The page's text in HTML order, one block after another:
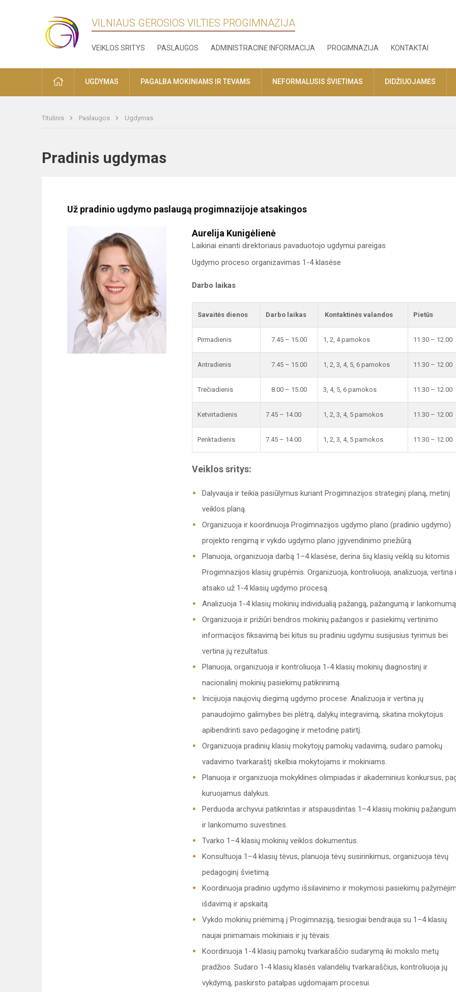
VILNIAUS GEROSIOS VILTIES PROGIMNAZIJA
VEIKLOS SRITYS PASLAUGOS ADMINISTRACINĖ INFORMACIJA PROGIMNAZIJA KONTAKTAI
PRADŽIAUGDYMAS PAGALBA MOKINIAMS IR TĖVAMS NEFORMALUSIS ŠVIETIMAS DIDŽIUOJAMĖS
Titulinis Paslaugos Ugdymas
Pradinis ugdymas
Už pradinio ugdymo paslaugą progimnazijoje atsakingos
Aurelija Kunigėlienė
Laikinai einanti direktoriaus pavaduotojo ugdymui pareigas
Ugdymo proceso organizavimas 1-4 klasėse
Darbo laikas
Savaitės dienos Darbo laikas Kontaktinės valandos Pietūs
Pirmadienis 7.45 – 15.00 1, 2, 4 pamokos 11.30 – 12.00
Antradienis 7.45 – 15.00 1, 2, 3, 4, 5, 6 pamokos 11.30 – 12.00
Trečiadienis 8.00 – 15.00 3, 4, 5, 6 pamokos 11.30 – 12.00
Ketvirtadienis 7.45 – 14.00 1, 2, 3, 4, 5 pamokos 11.30 – 12.00
Penktadienis 7.45 – 14.00 1, 2, 3, 4, 5 pamokos 11.30 – 12.00
Veiklos sritys:
Dalyvauja ir teikia pasiūlymus kuriant Progimnazijos strateginį planą, metinį
veiklos planą.
Organizuoja ir koordinuoja Progimnazijos ugdymo plano (pradinio ugdymo)
projekto rengimą ir vykdo ugdymo plano įgyvendinimo priežiūrą.
Planuoja, organizuoja darbą 1–4 klasėse, derina šių klasių veiklą su kitomis
Progimnazijos klasių grupėmis. Organizuoja, kontroliuoja, analizuoja, vertina
atsako už 1-4 klasių ugdymo procesą.
Analizuoja 1-4 klasių mokinių individualią pažangą, pažangumą ir
Organizuoja ir prižiūri bendros mokinių pažangos ir pasiekimų vertinimo
informacijos fiksavimą bei kitus su pradiniu ugdymu susijusius tyrimus bei
vertina jų rezultatus.
Planuoja, organizuoja ir kontroliuoja 1-4 klasių mokinių diagnostinį ir
nacionalinį mokinių pasiekimų patikrinimą.
Inicijuoja naujovių diegimą ugdymo procese. Analizuoja ir vertina jų
panaudojimo galimybes bei plėtrą, dalykų integravimą, skatina mokytojus
apibendrinti savo pedagoginę ir metodinę patirtį.
Organizuoja pradinių klasių mokytojų pamokų vadavimą, sudaro pamokų
vadavimo tvarkaraštį skelbia mokytojams ir mokiniams.
Planuoja ir organizuoja mokyklines olimpiadas ir akademinius konkursus,
kuruojamus dalykus.
Perduoda archyvui patikrintas ir atspausdintas 1–4 klasių mokinių
ir lankomumo suvestines.
Tvarko 1–4 klasių mokinių veiklos dokumentus.
Konsultuoja 1–4 klasių tėvus, planuoja tėvų susirinkimus, organizuoja tėvų
pedagoginį švietimą.
Koordinuoja pradinio ugdymo išsilavinimo ir mokymosi pasiekimų
išdavimą ir apskaitą.
Vykdo mokinių priėmimą į Progimnaziją, tiesiogiai bendrauja su 1–4 klasių
naujai priimamais mokiniais ir jų tėvais.
Koordinuoja 1-4 klasių pamokų tvarkaraščio sudarymą iki mokslo metų
pradžios. Sudaro 1-4 klasių klasės valandėlių tvarkaraščius, kontroliuoja jų
vykdymą, paskirsto patalpas ugdomajam procesui.